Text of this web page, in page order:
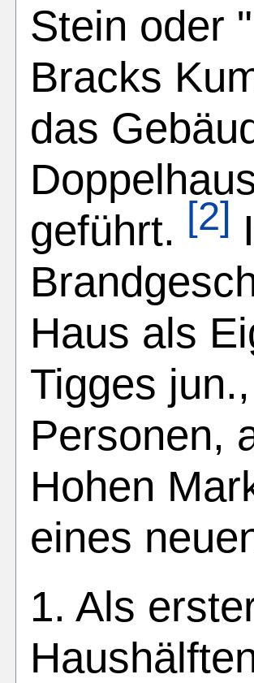
Stein oder
Bracks
das
geführt. [2]
Haus als
Tigges
Personen,
Hohen
eines
1. Als